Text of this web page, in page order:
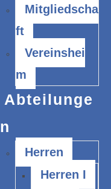
Mitgliedscha
ft
Vereinshei
m
Abteilunge
n
Herren
Herren I